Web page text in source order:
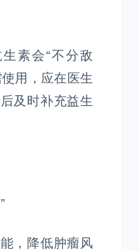
素会“不分敌
用，应在医生
及时补充益生
，降低肿瘤风